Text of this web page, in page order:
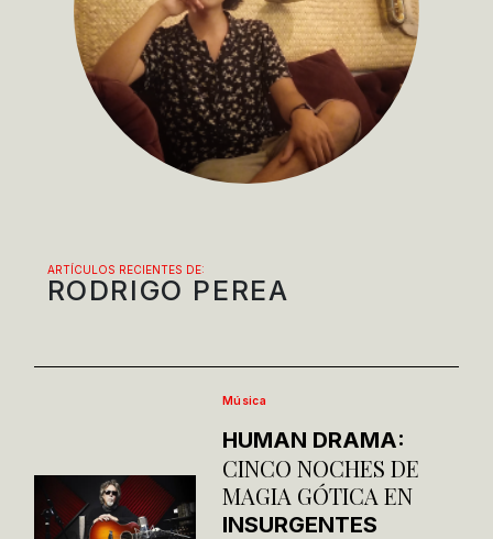
ARTÍCULOS RECIENTES DE:
RODRIGO PEREA
Música
HUMAN DRAMA:
CINCO NOCHES DE
MAGIA GÓTICA EN
INSURGENTES